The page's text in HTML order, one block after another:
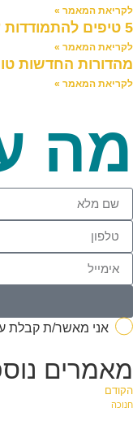
לקריאת המאמר »
5 טיפים להתמודדות עם עודף משקל
לקריאת המאמר »
מהדורות החדשות
לקריאת המאמר »
מה
אני מאשר/ת קבלת
מאמרים
הקודם
חנוכה